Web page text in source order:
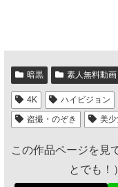
暗黒 素人無料動画
4K ハイビジョン
盗撮・のぞき
美少
この作品ページを見
とでも！